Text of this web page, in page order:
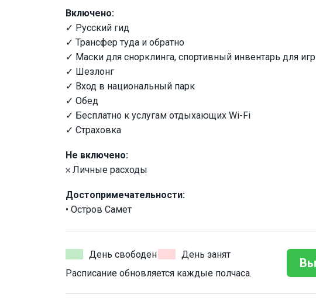
Включено:
✓ Русский гид
✓ Трансфер туда и обратно
✓ Маски для снорклинга, спортивный инвентарь для
✓ Шезлонг
✓ Вход в национальный парк
✓ Обед
✓ Бесплатно к услугам отдыхающих Wi-Fi
✓ Страховка
Не включено:
𐄂 Личные расходы
Достопримечательности:
• Остров Самет
День свободен
День занят
Расписание обновляется каждые полчаса.